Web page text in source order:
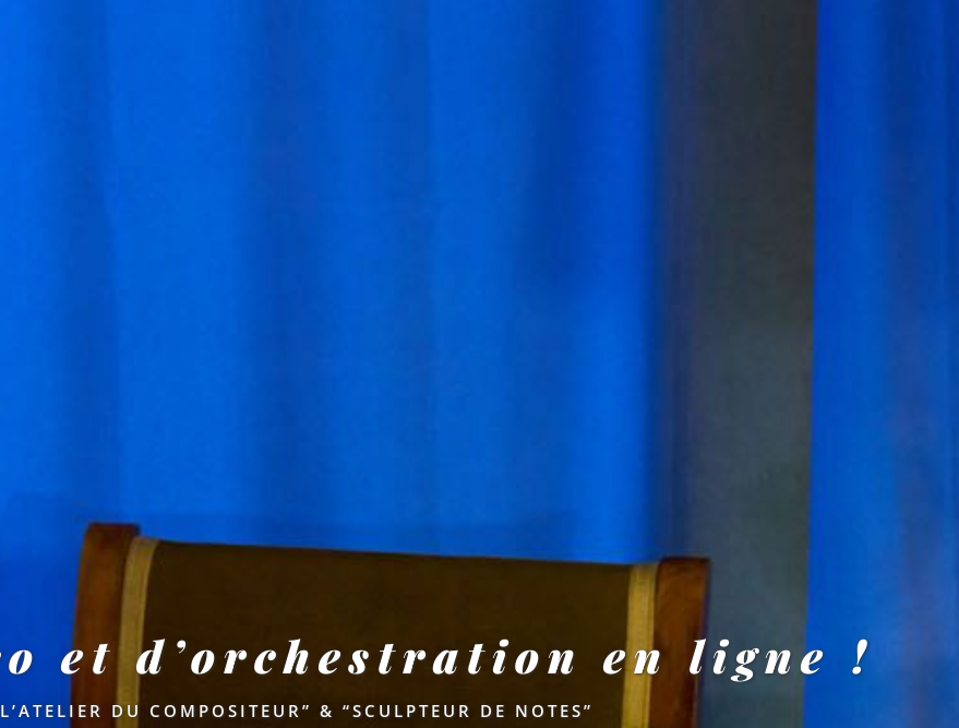
et d’orchestration en ligne !
DU COMPOSITEUR” & “SCULPTEUR DE NOTES”